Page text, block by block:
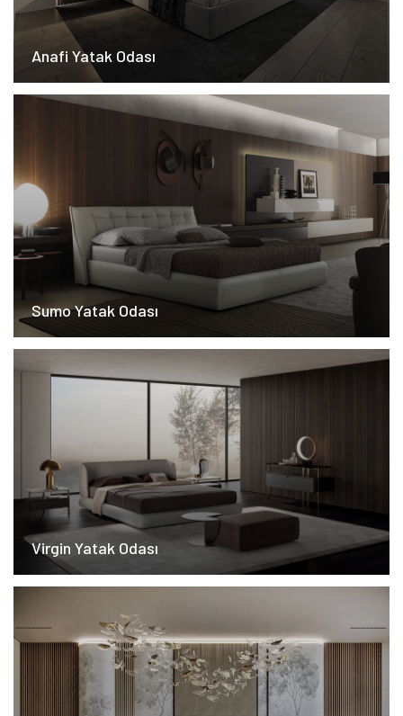
Anafi Yatak Odası
Sumo Yatak Odası
Virgin Yatak Odası